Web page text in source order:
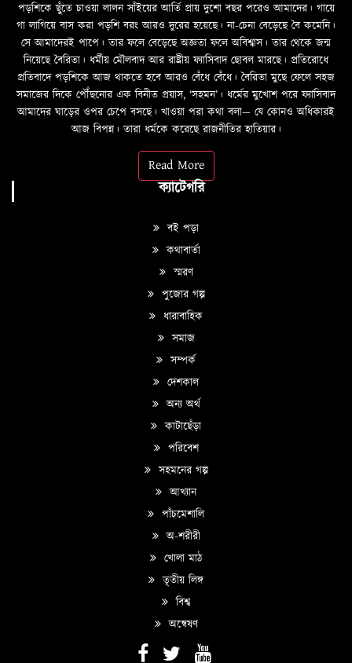
পড়শিকে ছুঁতে চাওয়া লালন সাঁইয়ের আর্তি প্রায় দুশো বছর পরেও আমাদের। গায়ে
গা লাগিয়ে বাস করা পড়শি বরং আরও দুরের হয়েছে। না-চেনা বেড়েছে বৈ কমেনি।
সে আমাদেরই পাপে। তার ফলে বেড়েছে অজ্ঞতা ফলে অবিশ্বাস। তার থেকে জন্ম
নিয়েছে বৈরিতা। ধর্মীয় মৌলবাদ আর রাষ্ট্রীয় ফ্যাসিবাদ ছোবল মারছে। প্রতিরোধে
প্রতিবাদে পড়শিকে আজ থাকতে হবে আরও বেঁধে বেঁধে। বৈরিতা মুছে ফেলে সহজ
সমাজের দিকে পৌঁছনোর এক বিনীত প্রয়াস, ‘সহমন’। ধর্মের মুখোশ পরে ফ্যাসিবাদ
আমাদের ঘাড়ের ওপর চেপে বসছে। খাওয়া পরা কথা বলা—­­ যে কোনও অধিকারই
আজ বিপন্ন। তারা ধর্মকে করেছে রাজনীতির হাতিয়ার।
Read More
ক্যাটেগরি
বই পড়া
কথাবার্তা
স্মরণ
পুজোর গল্প
ধারাবাহিক
সমাজ
সম্পর্ক
দেশকাল
অন্য অর্থ
কাটাছেঁড়া
পরিবেশ
সহমনের গল্প
আখ্যান
পাঁচমেশালি
অ-শরীরী
খোলা মাঠ
তৃতীয় লিঙ্গ
বিশ্ব
অন্বেষণ